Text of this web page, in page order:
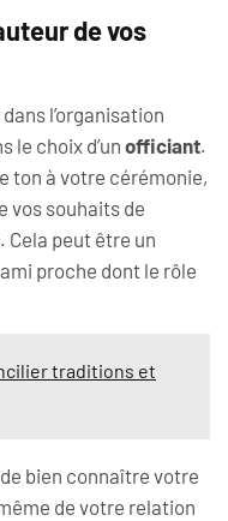
de vos
l’organisation
le choix d’unofficiant.
ton à votre cérémonie,
vos souhaits de
peut être un
proche dont le rôle
traditions et
bien connaître votre
de votre relation